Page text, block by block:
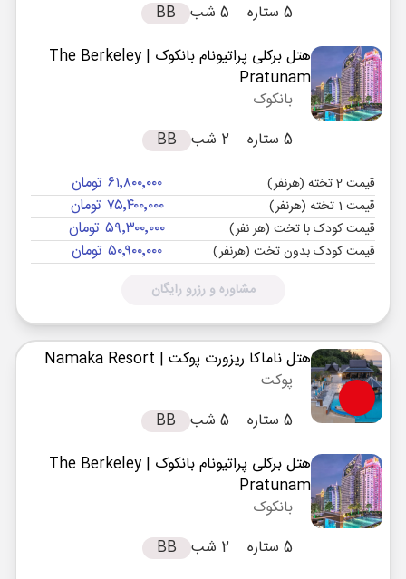
5 ستاره
5 شب
BB
هتل برکلی پراتیونام بانکوک
| The Berkeley
Pratunam
بانکوک
5 ستاره
2 شب BB
قیمت 2 تخته (هرنفر) ۶۱٬۸۰۰٬۰۰۰ تومان
قیمت 1 تخته (هرنفر) ۷۵٬۴۰۰٬۰۰۰ تومان
قیمت کودک با تخت (هر نفر) ۵۹٬۳۰۰٬۰۰۰ تومان
قیمت کودک بدون تخت (هرنفر) ۵۰٬۹۰۰٬۰۰۰ تومان
مشاوره و رزرو رایگان
هتل ناماکا ریزورت پوکت | Namaka Resort
پوکت
5 ستاره
5 شب
BB
هتل برکلی پراتیونام بانکوک
| The Berkeley
Pratunam
بانکوک
5 ستاره
2 شب BB